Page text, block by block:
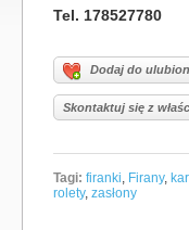
Tel. 178527780
Dodaj do
Skontaktuj się z
Tagi: firanki, Firany,
rolety, zasłony